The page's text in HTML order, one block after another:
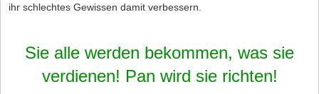
ihr schlechtes Gewissen damit verbessern.
Sie alle werden bekommen, was sie
verdienen! Pan wird sie richten!